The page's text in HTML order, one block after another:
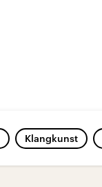
Klangkunst